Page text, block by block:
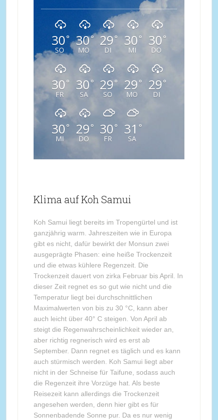
30°
SO
30°
MO
29°
DI
30 °
MI
30 °
DO
30 °
FR
30°
SA
29°
SO
29 °
MO
29 °
DI
30°
MI
29 °
DO
30 °
FR
31 °
SA
Klima auf Koh Samui
Koh Samui liegt bereits im Tropengürtel und ist
ganzjährig warm. Jahreszeiten wie in Europa
gibt es nicht, dafür bewirkt der Monsun zwei
ausgeprägte Phasen: eine heiße Trockenzeit
und die etwas kühlere Regenzeit. Die
Trockenzeit dauert von zirka Februar bis April. In
dieser Zeit regnet es so gut wie nicht und die
Temperatur liegt bei durchschnittlichen
Maximalwerten von bis zu 30 °C, kann aber
auch leicht über 40° C steigen. Von April ab
steigt die Regenwahrscheinlichkeit wieder an,
aber richtig regnerisch wird es erst ab
September. Dann regnet es täglich und es kann
auch stürmisch werden. Koh Samui liegt aber
nicht in der Schneise für Taifune, sodass auch
die Regenzeit ihre Vorzüge hat. Als beste
Reisezeit kann allerdings die Trockenzeit
angesehen werden, denn hier gibt es für
Sonnenbadende Sonne pur. Da es nur wenig